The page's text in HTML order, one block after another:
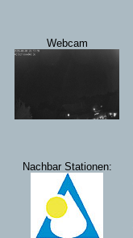
Webcam
Nachbar Stationen: